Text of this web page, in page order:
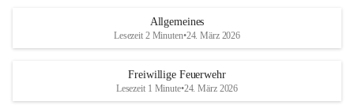
Allgemeines
Lesezeit 2 Minuten•24. März 2026
Freiwillige Feuerwehr
Lesezeit 1 Minute•24. März 2026